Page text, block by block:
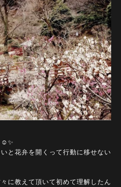
☺️✨
と花弁を開くって行動に移せない
に教えて頂いて初めて理解したん